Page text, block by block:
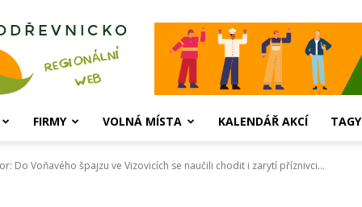
Horní
FIRMY VOLNÁ MÍSTA KALENDÁŘ AKCÍ TAGY
Do Voňavého špajzu ve Vizovicích se naučili chodit i zarytí příznivci...